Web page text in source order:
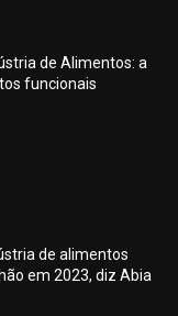
de Alimentos: a
funcionais
de alimentos
em 2023, diz Abia